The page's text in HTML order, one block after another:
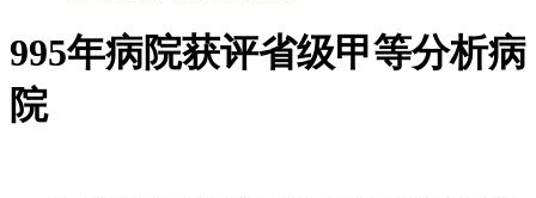
995年病院获评省级甲等分析病
院